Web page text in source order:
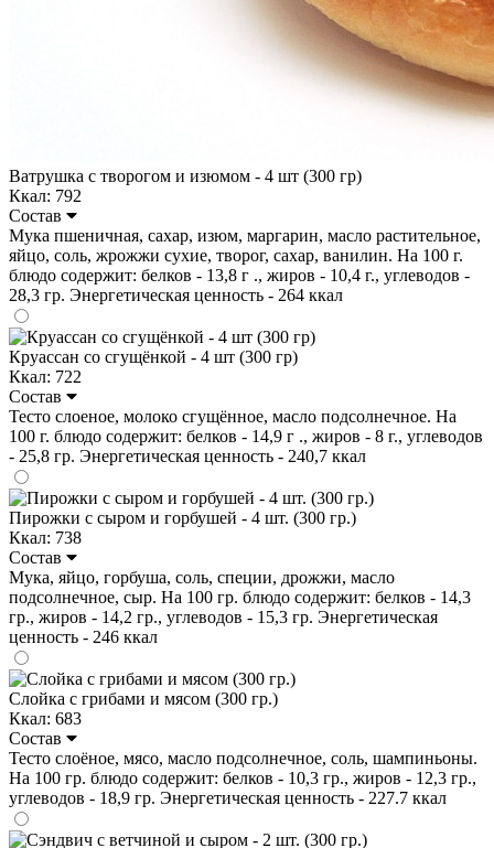
Ватрушка с творогом и изюмом - 4 шт (300 гр)
Ккал: 792
Состав
Мука пшеничная, сахар, изюм, маргарин, масло растительное,
яйцо, соль, жрожжи сухие, творог, сахар, ванилин. На 100 г.
блюдо содержит: белков - 13,8 г ., жиров - 10,4 г., углеводов -
28,3 гр. Энергетическая ценность - 264 ккал
Круассан со сгущёнкой - 4 шт (300 гр)
Ккал: 722
Состав
Тесто слоеное, молоко сгущённое, масло подсолнечное. На
100 г. блюдо содержит: белков - 14,9 г ., жиров - 8 г., углеводов
- 25,8 гр. Энергетическая ценность - 240,7 ккал
Пирожки с сыром и горбушей - 4 шт. (300 гр.)
Ккал: 738
Состав
Мука, яйцо, горбуша, соль, специи, дрожжи, масло
подсолнечное, сыр. На 100 гр. блюдо содержит: белков - 14,3
гр., жиров - 14,2 гр., углеводов - 15,3 гр. Энергетическая
ценность - 246 ккал
Слойка с грибами и мясом (300 гр.)
Ккал: 683
Состав
Тесто слоёное, мясо, масло подсолнечное, соль, шампиньоны.
На 100 гр. блюдо содержит: белков - 10,3 гр., жиров - 12,3 гр.,
углеводов - 18,9 гр. Энергетическая ценность - 227.7 ккал